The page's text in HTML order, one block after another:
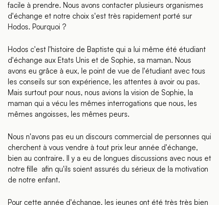
facile à prendre. Nous avons contacter plusieurs organismes
d'échange et notre choix s'est très rapidement porté sur
Hodos. Pourquoi ?
Hodos c'est l'histoire de Baptiste qui a lui même été étudiant
d'échange aux Etats Unis et de Sophie, sa maman. Nous
avons eu grâce à eux, le point de vue de l'étudiant avec tous
les conseils sur son expérience, les attentes à avoir ou pas.
Mais surtout pour nous, nous avions la vision de Sophie, la
maman qui a vécu les mêmes interrogations que nous, les
mêmes angoisses, les mêmes peurs.
Nous n'avons pas eu un discours commercial de personnes qui
cherchent à vous vendre à tout prix leur année d'échange,
bien au contraire. Il y a eu de longues discussions avec nous et
notre fille afin qu'ils soient assurés du sérieux de la motivation
de notre enfant.
Pour cette année d'échange, les jeunes ont été très très bien